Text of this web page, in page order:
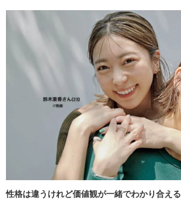
性格は違うけれど価値観が一緒でわかり合える